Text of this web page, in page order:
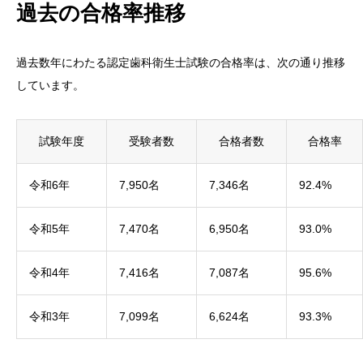
過去の合格率推移
過去数年にわたる認定歯科衛生士試験の合格率は、次の通り推移
しています。
試験年度 受験者数 合格者数 合格率
令和6年 7,950名 7,346名 92.4%
令和5年 7,470名 6,950名 93.0%
令和4年 7,416名 7,087名 95.6%
令和3年 7,099名 6,624名 93.3%